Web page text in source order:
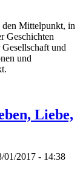
Mittelpunkt, in
Geschichten
und
und
Liebe,
01/2017 - 14:38